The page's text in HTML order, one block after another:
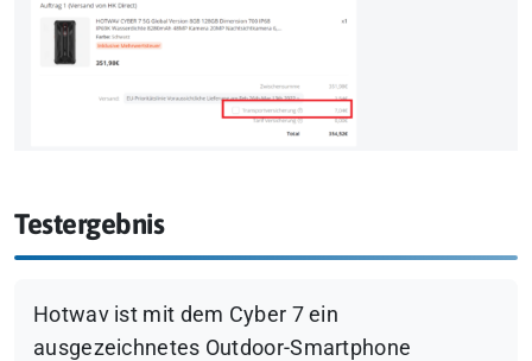
Testergebnis
Hotwav ist mit dem Cyber 7 ein
ausgezeichnetes Outdoor-Smartphone